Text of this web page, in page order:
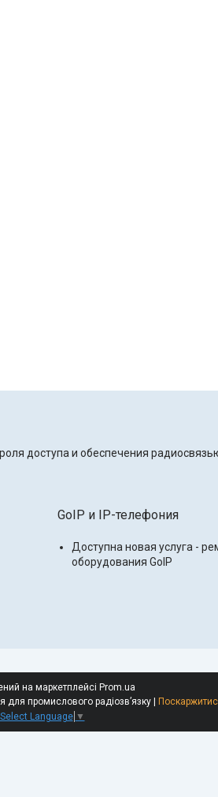
доступа и обеспечения
GoIP и IP-телефония
Доступна новая услуга -
оборудования GoIP
на маркетплейсі Prom.ua
Select Language ▼